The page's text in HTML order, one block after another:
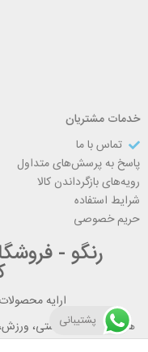
خدمات مشتریان
تماس با ما
پاسخ به پرسش‌های متداول
رویه‌های بازگرداندن کالا
شرایط استفاده
حریم خصوصی
رنگو -
ارایه
هر آنچه برای تندرستی، ورزش،
پشتیبانی